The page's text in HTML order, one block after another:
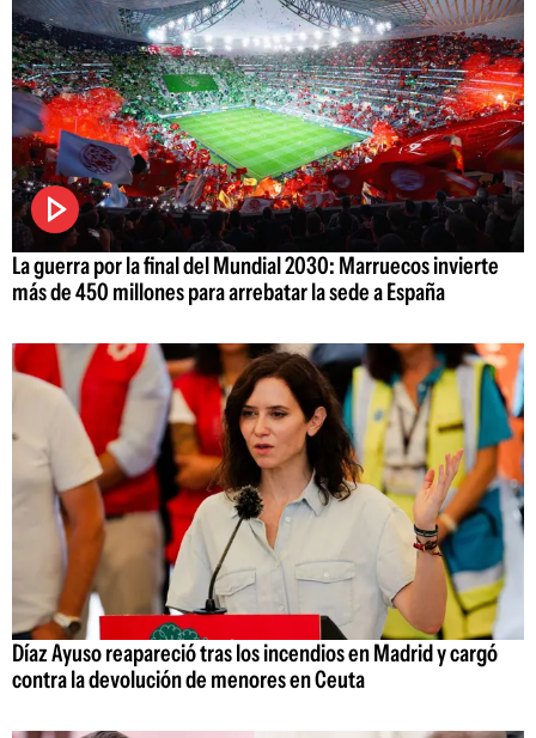
La guerra por la final del Mundial 2030: Marruecos invierte
más de 450 millones para arrebatar la sede a España
Díaz Ayuso reapareció tras los incendios en Madrid y cargó
contra la devolución de menores en Ceuta